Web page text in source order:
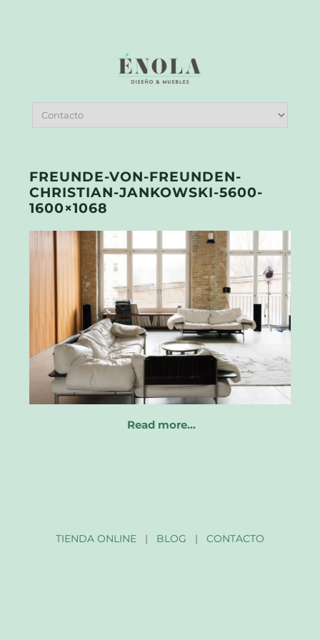
FREUNDE-VON-FREUNDEN-
CHRISTIAN-JANKOWSKI-5600-
1600×1068
Read more…
TIENDA ONLINE| BLOG | CONTACTO